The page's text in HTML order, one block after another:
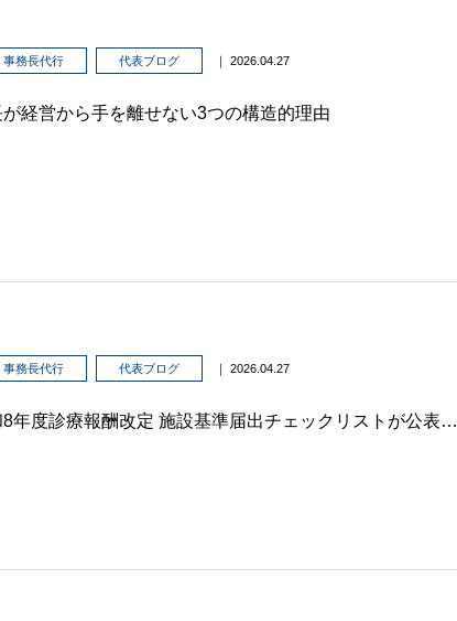
事務長代行 代表ブログ ｜ 2026.04.27
が経営から手を離せない3つの構造的理由
事務長代行 代表ブログ ｜ 2026.04.27
令和8年度診療報酬改定 施設基準届出チェックリストが公表されました